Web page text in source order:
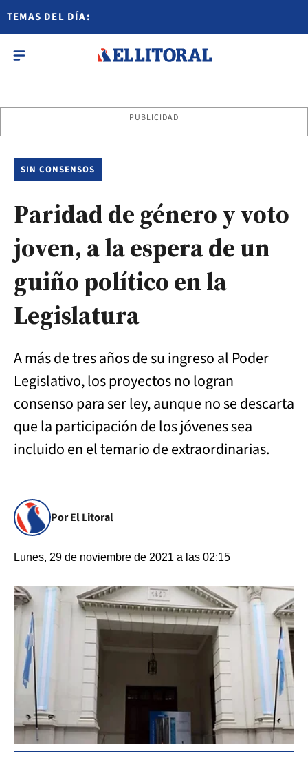
TEMAS DEL DÍA:
PUBLICIDAD
SIN CONSENSOS
Paridad de género y voto
joven, a la espera de un
guiño político en la
Legislatura
A más de tres años de su ingreso al Poder
Legislativo, los proyectos no logran
consenso para ser ley, aunque no se descarta
que la participación de los jóvenes sea
incluido en el temario de extraordinarias.
Por El Litoral
Lunes, 29 de noviembre de 2021 a las 02:15